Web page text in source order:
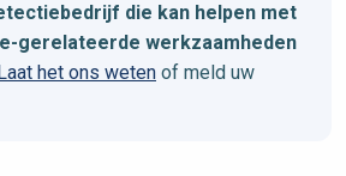
die kan helpen met
gerelateerde werkzaamheden
het ons weten of meld uw